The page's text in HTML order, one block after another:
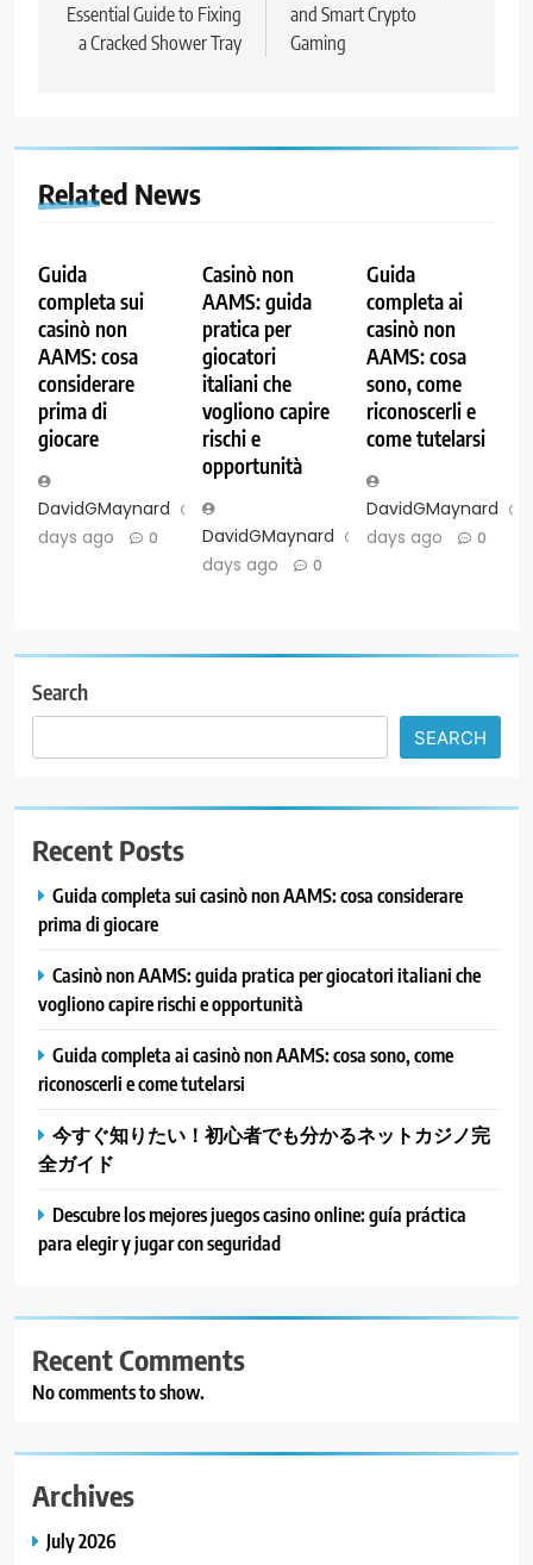
Essential Guide to Fixing
a Cracked Shower Tray
and Smart Crypto
Gaming
Related News
Guida
completa sui
casinò non
AAMS: cosa
considerare
prima di
giocare
DavidGMaynard
7
days ago
0
Casinò non
AAMS: guida
pratica per
giocatori
italiani che
vogliono capire
rischi e
opportunità
DavidGMaynard
7
days ago
0
Guida
completa ai
casinò non
AAMS: cosa
sono, come
riconoscerli e
come tutelarsi
DavidGMaynard
days ago
0
Search
SEARCH
Recent Posts
Guida completa sui casinò non AAMS: cosa considerare
prima di giocare
Casinò non AAMS: guida pratica per giocatori italiani che
vogliono capire rischi e opportunità
Guida completa ai casinò non AAMS: cosa sono, come
riconoscerli e come tutelarsi
今すぐ知りたい！初心者でも分かるネットカジノ完
全ガイド
Descubre los mejores juegos casino online: guía práctica
para elegir y jugar con seguridad
Recent Comments
No comments to show.
Archives
July 2026